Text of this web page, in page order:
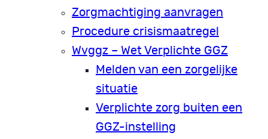
Zorgmachtiging aanvragen
Procedure crisismaatregel
Wvggz – Wet Verplichte GGZ
Melden van een zorgelijke
situatie
Verplichte zorg buiten een
GGZ-instelling